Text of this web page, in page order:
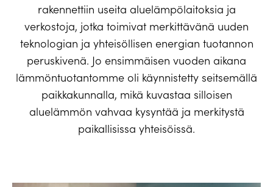
rakennettiin useita aluelämpölaitoksia ja
verkostoja, jotka toimivat merkittävänä uuden
teknologian ja yhteisöllisen energian tuotannon
peruskivenä. Jo ensimmäisen vuoden aikana
lämmöntuotantomme oli käynnistetty seitsemällä
paikkakunnalla, mikä kuvastaa silloisen
aluelämmön vahvaa kysyntää ja merkitystä
paikallisissa yhteisöissä.